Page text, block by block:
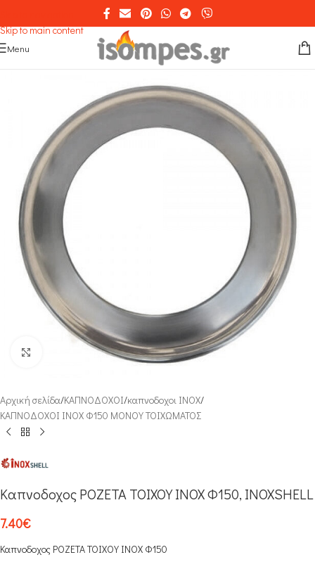
Skip to main content
Menu
Click to enlarge
Αρχική σελίδα/ΚΑΠΝΟΔΟΧΟΙ/καπνοδοχοι INOX/
ΚΑΠΝΟΔΟΧΟΙ ΙΝΟΧ Φ150 ΜΟΝΟΥ ΤΟΙΧΩΜΑΤΟΣ
Καπνοδοχος ΡΟΖΕΤΑ ΤΟΙΧΟΥ INOX Φ150, INOXSHELL
7.40€
Καπνοδοχος ΡΟΖΕΤΑ ΤΟΙΧΟΥ INOX Φ150